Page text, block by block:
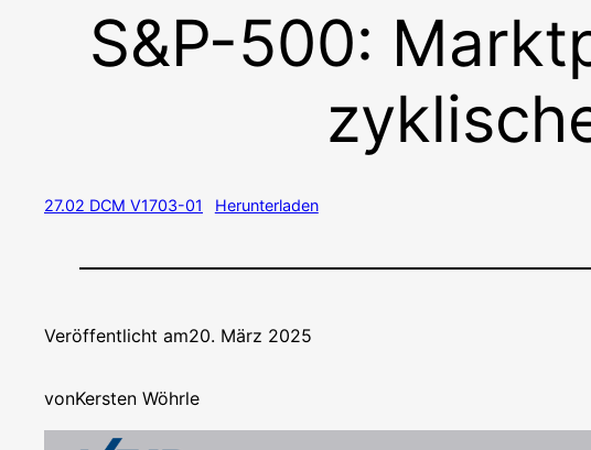
S&P-500:
27.02 DCM V1703-01 Her­un­ter­la­den
Veröffentlicht am20. März 2025
vonKersten Wöhrle